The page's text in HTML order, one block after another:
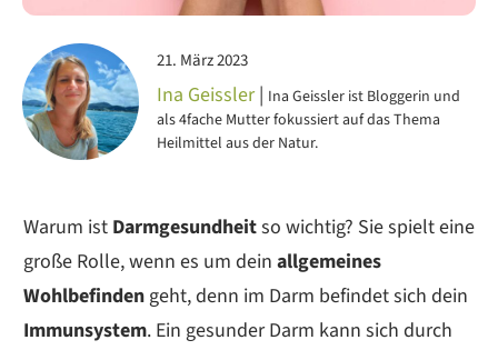
21. März 2023
Ina Geissler| Ina Geissler ist Bloggerin und
als 4fache Mutter fokussiert auf das Thema
Heilmittel aus der Natur.
Warum ist Darmgesundheitso wichtig? Sie spielt eine
große Rolle, wenn es um dein allgemeines
Wohlbefindengeht, denn im Darm befindet sich dein
Immunsystem. Ein gesunder Darm kann sich durch